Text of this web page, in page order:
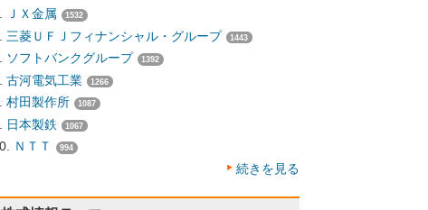
ＪＸ金属 1532
三菱ＵＦＪフィナンシャル・グループ 1443
ソフトバンクグループ 1392
古河電気工業 1266
村田製作所 1087
日本製鉄 1067
ＮＴＴ 994
続きを見る